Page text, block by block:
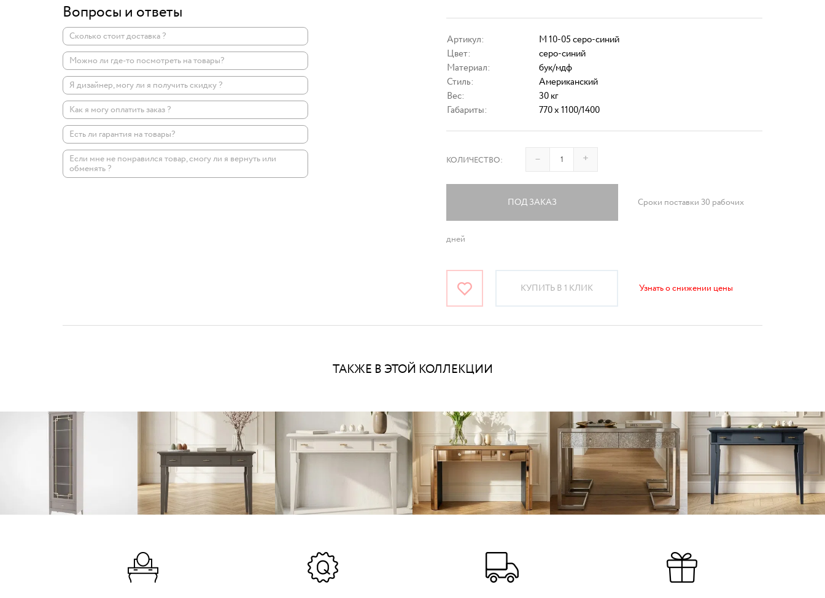
Вопросы и ответы
Сколько стоит доставка ?
Можно ли где-то посмотреть на товары?
Я дизайнер, могу ли я получить скидку ?
Как я могу оплатить заказ ?
Есть ли гарантия на товары?
Если мне не понравился товар, смогу ли я вернуть или
обменять ?
Артикул:
M 10-05 серо-синий
Цвет:
серо-синий
Материал:
бук/мдф
Стиль:
Американский
Вес:
30 кг
Габариты:
770 x 1100/1400
КОЛИЧЕСТВО: – +
ПОД ЗАКАЗ Сроки поставки 30 рабочих
дней
КУПИТЬ В 1 КЛИК Узнать о снижении цены
ТАКЖЕ В ЭТОЙ КОЛЛЕКЦИИ